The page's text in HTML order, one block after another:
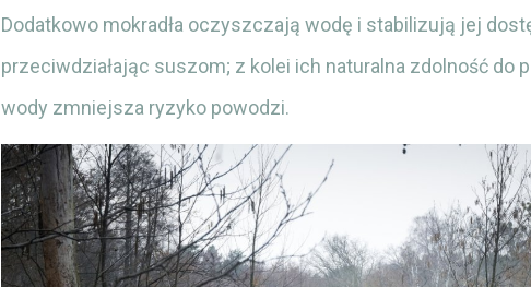
Dodatkowo mokradła oczyszczają wodę i stabilizują jej
przeciwdziałając suszom; z kolei ich naturalna zdolność do
wody zmniejsza ryzyko powodzi.